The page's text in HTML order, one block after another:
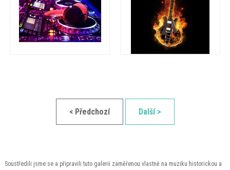
< Předchozí Další >
Soustředili jsme se a připravili tuto galerii zaměřenou vlastně na muziku historickou a